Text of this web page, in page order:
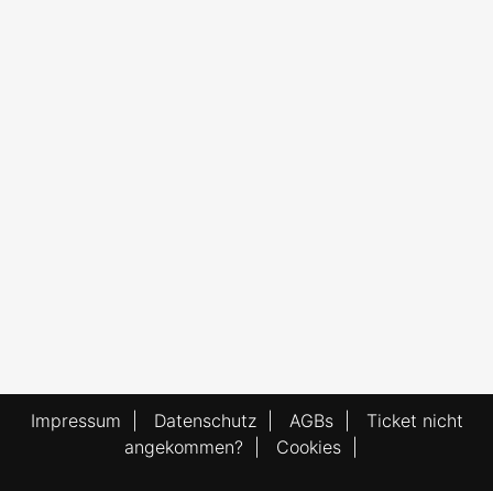
Impressum Datenschutz| AGBs| Ticket nicht
angekommen?
Cookies